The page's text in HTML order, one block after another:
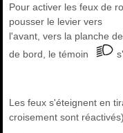
Pour activer les feux de
pousser le levier vers
l'avant, vers la planche
de bord, le témoin
Les feux s'éteignent en
croisement sont réactivés).